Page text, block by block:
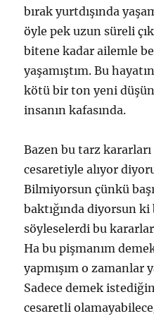
bırak yurtdışında
öyle pek uzun süreli
bitene kadar ailemle
yaşamıştım. Bu
kötü bir ton yeni
insanın kafasında.
Bazen bu tarz
cesaretiyle alıyor
Bilmiyorsun çünkü
baktığında diyorsun ki
söyleselerdi bu
Ha bu pişmanım
yapmışım o
Sadece demek
cesaretli